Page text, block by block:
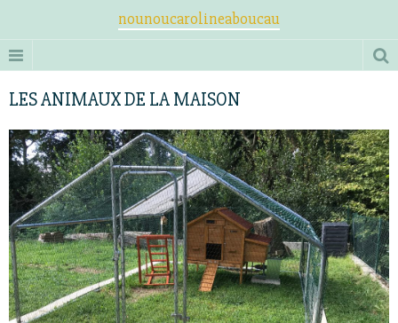
nounoucarolineaboucau
LES ANIMAUX DE LA MAISON